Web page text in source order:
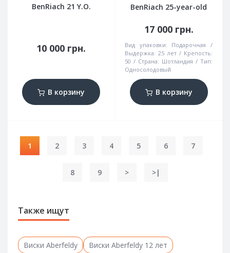
BenRiach 21 Y.O.
10 000 грн.
В корзину
BenRiach 25-year-old
17 000 грн.
Вид упаковки:
Подарочная
Выдержка: 25 лет
Крепость:
50
Страна: Шотландия
Тип:
Односолодовый
В корзину
1 2 3 4 5 6 7
8 9 > >|
Также ищут
Виски Aberfeldy Виски Aberfeldy 12 лет